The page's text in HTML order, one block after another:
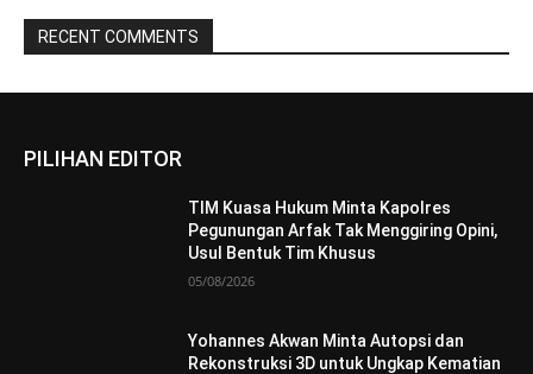
RECENT COMMENTS
PILIHAN EDITOR
TIM Kuasa Hukum Minta Kapolres
Pegunungan Arfak Tak Menggiring Opini,
Usul Bentuk Tim Khusus
05/08/2026
Yohannes Akwan Minta Autopsi dan
Rekonstruksi 3D untuk Ungkap Kematian